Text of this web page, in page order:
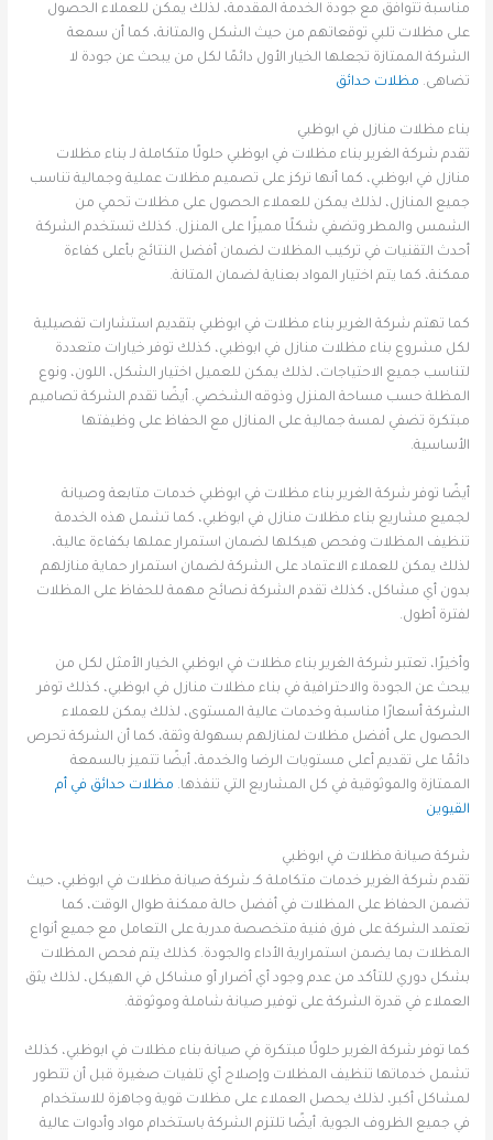
مناسبة تتوافق مع جودة الخدمة المقدمة، لذلك يمكن للعملاء الحصول
على مظلات تلبي توقعاتهم من حيث الشكل والمتانة، كما أن سمعة
الشركة الممتازة تجعلها الخيار الأول دائمًا لكل من يبحث عن جودة لا
تضاهى. مظلات حدائق
بناء مظلات منازل في ابوظبي
تقدم شركة الغرير بناء مظلات في ابوظبي حلولًا متكاملة لـ بناء مظلات
منازل في ابوظبي، كما أنها تركز على تصميم مظلات عملية وجمالية تناسب
جميع المنازل، لذلك يمكن للعملاء الحصول على مظلات تحمي من
الشمس والمطر وتضفي شكلًا مميزًا على المنزل. كذلك تستخدم الشركة
أحدث التقنيات في تركيب المظلات لضمان أفضل النتائج بأعلى كفاءة
ممكنة، كما يتم اختيار المواد بعناية لضمان المتانة.
كما تهتم شركة الغرير بناء مظلات في ابوظبي بتقديم استشارات تفصيلية
لكل مشروع بناء مظلات منازل في ابوظبي، كذلك توفر خيارات متعددة
لتناسب جميع الاحتياجات، لذلك يمكن للعميل اختيار الشكل، اللون، ونوع
المظلة حسب مساحة المنزل وذوقه الشخصي. أيضًا تقدم الشركة تصاميم
مبتكرة تضفي لمسة جمالية على المنازل مع الحفاظ على وظيفتها
الأساسية.
أيضًا توفر شركة الغرير بناء مظلات في ابوظبي خدمات متابعة وصيانة
لجميع مشاريع بناء مظلات منازل في ابوظبي، كما تشمل هذه الخدمة
تنظيف المظلات وفحص هيكلها لضمان استمرار عملها بكفاءة عالية،
لذلك يمكن للعملاء الاعتماد على الشركة لضمان استمرار حماية منازلهم
بدون أي مشاكل، كذلك تقدم الشركة نصائح مهمة للحفاظ على المظلات
لفترة أطول.
وأخيرًا، تعتبر شركة الغرير بناء مظلات في ابوظبي الخيار الأمثل لكل من
يبحث عن الجودة والاحترافية في بناء مظلات منازل في ابوظبي، كذلك توفر
الشركة أسعارًا مناسبة وخدمات عالية المستوى، لذلك يمكن للعملاء
الحصول على أفضل مظلات لمنازلهم بسهولة وثقة، كما أن الشركة تحرص
دائمًا على تقديم أعلى مستويات الرضا والخدمة، أيضًا تتميز بالسمعة
الممتازة والموثوقية في كل المشاريع التي تنفذها. مظلات حدائق في أم
القيوين
شركة صيانة مظلات في ابوظبي
تقدم شركة الغرير خدمات متكاملة كـ شركة صيانة مظلات في ابوظبي، حيث
تضمن الحفاظ على المظلات في أفضل حالة ممكنة طوال الوقت، كما
تعتمد الشركة على فرق فنية متخصصة مدربة على التعامل مع جميع أنواع
المظلات بما يضمن استمرارية الأداء والجودة. كذلك يتم فحص المظلات
بشكل دوري للتأكد من عدم وجود أي أضرار أو مشاكل في الهيكل، لذلك يثق
العملاء في قدرة الشركة على توفير صيانة شاملة وموثوقة.
كما توفر شركة الغرير حلولًا مبتكرة في صيانة بناء مظلات في ابوظبي، كذلك
تشمل خدماتها تنظيف المظلات وإصلاح أي تلفيات صغيرة قبل أن تتطور
لمشاكل أكبر، لذلك يحصل العملاء على مظلات قوية وجاهزة للاستخدام
في جميع الظروف الجوية. أيضًا تلتزم الشركة باستخدام مواد وأدوات عالية